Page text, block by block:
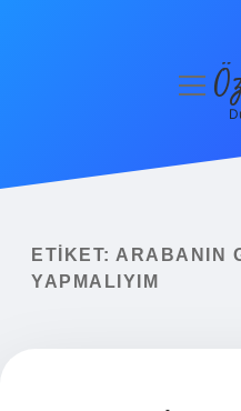
Yasal Uyarı
ETIKET: ARABANIN
YAPMALIYIM